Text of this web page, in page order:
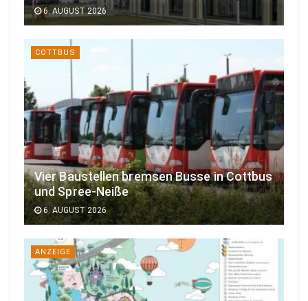
6. AUGUST 2026
COTTBUS
Vier Baustellen bremsen Busse in Cottbus
und Spree-Neiße
6. AUGUST 2026
ANZEIGE